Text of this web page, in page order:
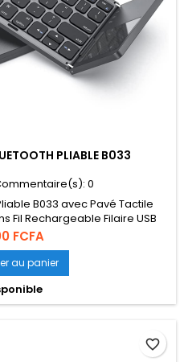
PLIABLE B033
0
B033 avec Pavé Tactile
Fil Rechargeable Filaire USB
FCFA
au panier
favorite_border